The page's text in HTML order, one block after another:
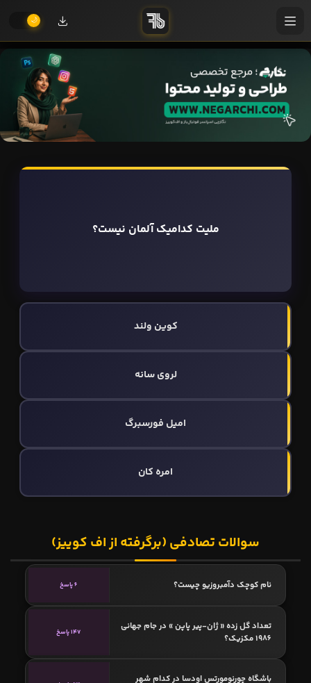
ملیت کدامیک آلمان نیست؟
کوین ولند
لروی سانه
امیل فورسبرگ
امره کان
سوالات تصادفی (برگرفته از اف کوییز)
نام کوچک دآمبروزیو چیست؟ 6 پاسخ
تعداد گل زده « ژان-پیر پاپن » در جام جهانی
1986 مکزیک؟
147 پاسخ
باشگاه چورنومورتس اودسا در کدام شهر